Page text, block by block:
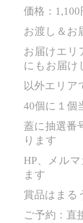
価格：
お渡し＆お
お届けエリ
にもお届け
以外エリア
40個に１個
蓋に抽選番
ります
HP、メル
ます
賞品はまる
ご予約：直